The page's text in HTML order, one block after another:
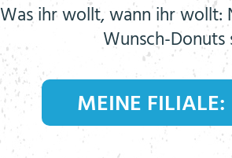
Was ihr wollt, wann ihr wollt:
Wunsch-
MEINE FILIALE: